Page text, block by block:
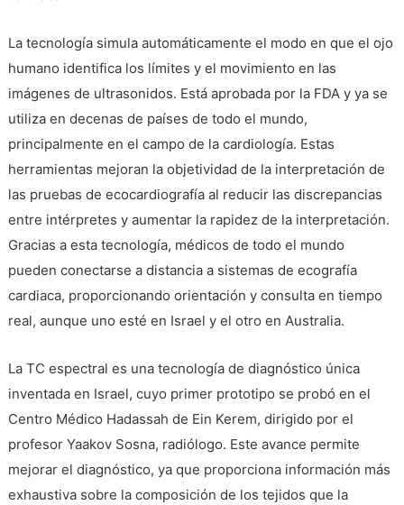
La tecnología simula automáticamente el modo en que el ojo
humano identifica los límites y el movimiento en las
imágenes de ultrasonidos. Está aprobada por la FDA y ya se
utiliza en decenas de países de todo el mundo,
principalmente en el campo de la cardiología. Estas
herramientas mejoran la objetividad de la interpretación de
las pruebas de ecocardiografía al reducir las discrepancias
entre intérpretes y aumentar la rapidez de la interpretación.
Gracias a esta tecnología, médicos de todo el mundo
pueden conectarse a distancia a sistemas de ecografía
cardiaca, proporcionando orientación y consulta en tiempo
real, aunque uno esté en Israel y el otro en Australia.
La TC espectral es una tecnología de diagnóstico única
inventada en Israel, cuyo primer prototipo se probó en el
Centro Médico Hadassah de Ein Kerem, dirigido por el
profesor Yaakov Sosna, radiólogo. Este avance permite
mejorar el diagnóstico, ya que proporciona información más
exhaustiva sobre la composición de los tejidos que la